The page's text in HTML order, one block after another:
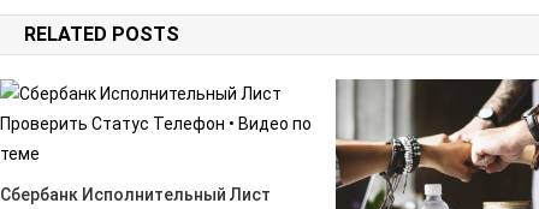
записям
RELATED POSTS
Сбербанк Исполнительный Лист